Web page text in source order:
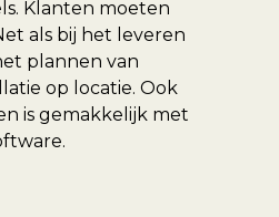
Klanten moeten
als bij het leveren
plannen van
op locatie. Ook
is gemakkelijk met